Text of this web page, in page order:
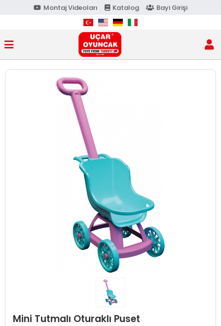
Montaj Videoları Katalog Bayi Girişi
Mini Tutmalı Oturaklı Puset